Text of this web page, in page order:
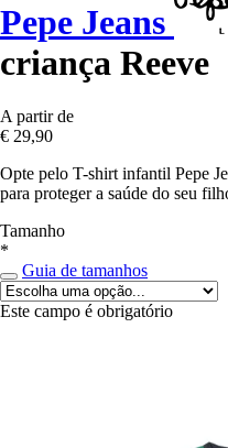
Pepe Jeans
criança Reeve
A partir de
€ 29,90
Opte pelo T-shirt infantil Pepe
para proteger a saúde do seu
Tamanho
*
Guia de tamanhos
Este campo é obrigatório